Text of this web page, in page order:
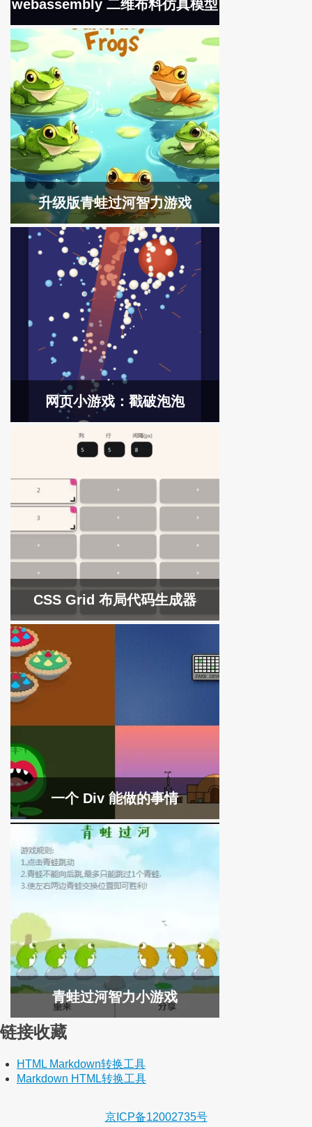
webassembly 二维布料仿真模型
升级版青蛙过河智力游戏
网页小游戏：戳破泡泡
CSS Grid 布局代码生成器
一个 Div 能做的事情
青蛙过河智力小游戏
链接收藏
HTML Markdown转换工具
Markdown HTML转换工具
京ICP备12002735号